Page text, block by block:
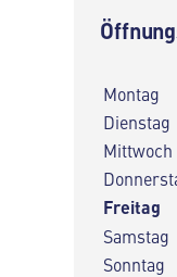
Montag
Dienstag
Mittwoch
Freitag
Samstag
Sonntag